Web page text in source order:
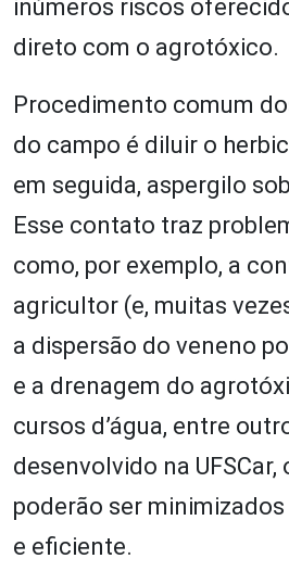
inúmeros riscos
direto com o agrotóxico.
Procedimento comum
do campo é diluir o
em seguida, aspergilo
Esse contato traz
como, por exemplo, a
agricultor (e, muitas
a dispersão do veneno
e a drenagem do
cursos d’água, entre
desenvolvido na UFSCar,
poderão ser
e eficiente.